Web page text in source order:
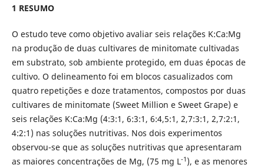
1 RESUMO
O estudo teve como objetivo avaliar seis relações K:Ca:Mg
na produção de duas cultivares de minitomate cultivadas
em substrato, sob ambiente protegido, em duas épocas de
cultivo. O delineamento foi em blocos casualizados com
quatro repetições e doze tratamentos, compostos por duas
cultivares de minitomate (Sweet Million e Sweet Grape) e
seis relações K:Ca:Mg (4:3:1, 6:3:1, 6:4,5:1, 2,7:3:1, 2,7:2:1,
4:2:1) nas soluções nutritivas. Nos dois experimentos
observou-se que as soluções nutritivas que apresentaram
as maiores concentrações de Mg, (75 mg L-1 ), e as menores